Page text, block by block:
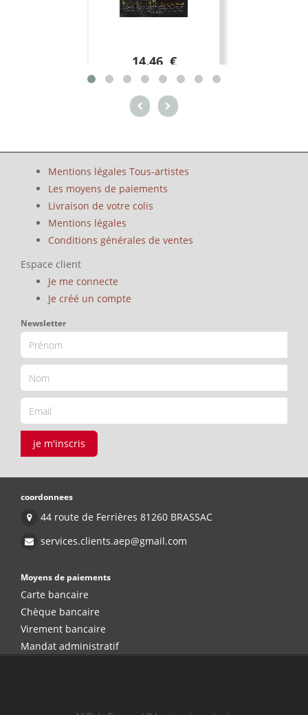
14.46 €
Mentions légales Tous-artistes
Les moyens de paiements
Livraison de votre colis
Mentions légales
Conditions générales de ventes
Espace client
Je me connecte
Je créé un compte
Newsletter
je m'inscris
coordonnees
44 route de Ferrières 81260 BRASSAC
services.clients.aep@gmail.com
Moyens de paiements
Carte bancaire
Chèque bancaire
Virement bancaire
Mandat administratif